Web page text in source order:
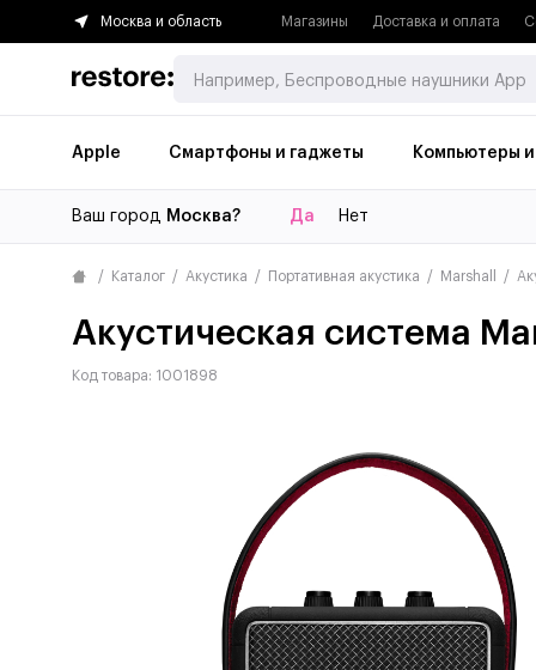
Москва и область Магазины Доставка и оплата
Apple Смартфоны и гаджеты Компьютеры
Ваш город Москва? Да Нет
Каталог Акустика Портативная акустика Marshall
Акустическая система
Код товара: 1001898